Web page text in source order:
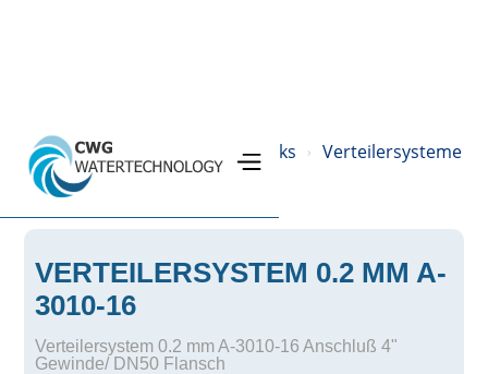
Home › Produkte Drucktanks › Verteilersysteme
›
VERTEILERSYSTEM 0.2 MM A-
3010-16
Verteilersystem 0.2 mm A-3010-16 Anschluß 4"
Gewinde/ DN50 Flansch